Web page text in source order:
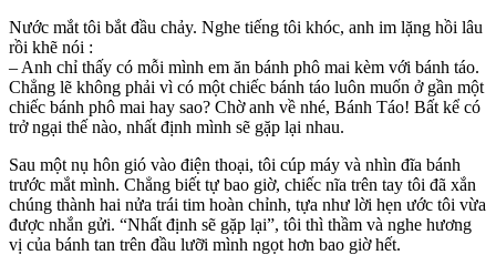
Nước mắt tôi bắt đầu chảy. Nghe tiếng tôi khóc, anh im lặng hồi lâu
rồi khẽ nói :
– Anh chỉ thấy có mỗi mình em ăn bánh phô mai kèm với bánh táo.
Chẳng lẽ không phải vì có một chiếc bánh táo luôn muốn ở gần một
chiếc bánh phô mai hay sao? Chờ anh về nhé, Bánh Táo! Bất kể có
trở ngại thế nào, nhất định mình sẽ gặp lại nhau.
Sau một nụ hôn gió vào điện thoại, tôi cúp máy và nhìn đĩa bánh
trước mắt mình. Chẳng biết tự bao giờ, chiếc nĩa trên tay tôi đã xắn
chúng thành hai nửa trái tim hoàn chỉnh, tựa như lời hẹn ước tôi vừa
được nhắn gửi. “Nhất định sẽ gặp lại”, tôi thì thầm và nghe hương
vị của bánh tan trên đầu lưỡi mình ngọt hơn bao giờ hết.